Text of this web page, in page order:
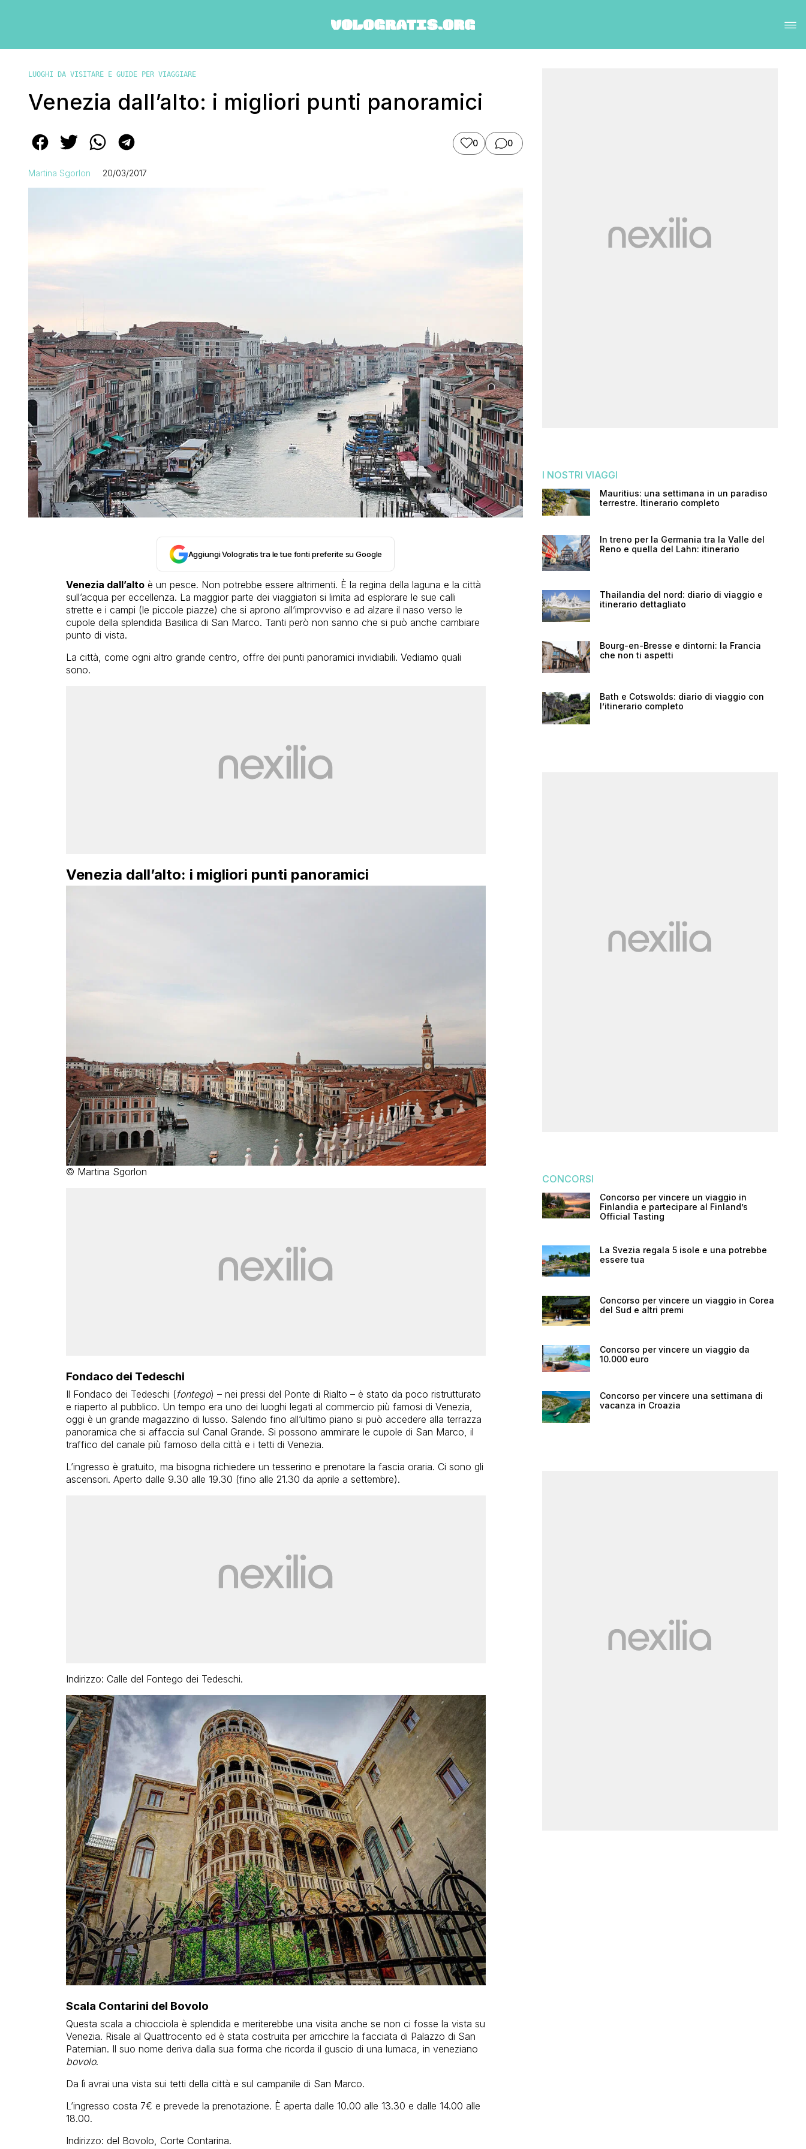
LUOGHI DA VISITARE E GUIDE PER VIAGGIARE
Venezia dall’alto: i migliori punti panoramici
0 0
Martina Sgorlon 20/03/2017
Aggiungi Vologratis tra le tue fonti preferite su Google
Venezia dall’altoè un pesce. Non potrebbe essere altrimenti. È la regina della laguna e la città
sull’acqua per eccellenza. La maggior parte dei viaggiatori si limita ad esplorare le sue calli
strette e i campi (le piccole piazze) che si aprono all’improvviso e ad alzare il naso verso le
cupole della splendida Basilica di San Marco. Tanti però non sanno che si può anche cambiare
punto di vista.
La città, come ogni altro grande centro, offre dei punti panoramici invidiabili. Vediamo quali
sono.
Venezia dall’alto: i migliori punti panoramici
© Martina Sgorlon
Fondaco dei Tedeschi
Il Fondaco dei Tedeschi (fontego) – nei pressi del Ponte di Rialto – è stato da poco ristrutturato
e riaperto al pubblico. Un tempo era uno dei luoghi legati al commercio più famosi di Venezia,
oggi è un grande magazzino di lusso. Salendo fino all’ultimo piano si può accedere alla terrazza
panoramica che si affaccia sul Canal Grande. Si possono ammirare le cupole di San Marco, il
traffico del canale più famoso della città e i tetti di Venezia.
L’ingresso è gratuito, ma bisogna richiedere un tesserino e prenotare la fascia oraria. Ci sono gli
ascensori. Aperto dalle 9.30 alle 19.30 (fino alle 21.30 da aprile a settembre).
Indirizzo: Calle del Fontego dei Tedeschi.
Scala Contarini del Bovolo
Questa scala a chiocciola è splendida e meriterebbe una visita anche se non ci fosse la vista su
Venezia. Risale al Quattrocento ed è stata costruita per arricchire la facciata di Palazzo di San
Paternian. Il suo nome deriva dalla sua forma che ricorda il guscio di una lumaca, in veneziano
bovolo.
Da lì avrai una vista sui tetti della città e sul campanile di San Marco.
L’ingresso costa 7€ e prevede la prenotazione. È aperta dalle 10.00 alle 13.30 e dalle 14.00 alle
18.00.
Indirizzo: del Bovolo, Corte Contarina.
I NOSTRI VIAGGI
Mauritius: una settimana in un paradiso
terrestre. Itinerario completo
In treno per la Germania tra la Valle del
Reno e quella del Lahn: itinerario
Thailandia del nord: diario di viaggio e
itinerario dettagliato
Bourg-en-Bresse e dintorni: la Francia
che non ti aspetti
Bath e Cotswolds: diario di viaggio con
l’itinerario completo
CONCORSI
Concorso per vincere un viaggio in
Finlandia e partecipare al Finland’s
Official Tasting
La Svezia regala 5 isole e una potrebbe
essere tua
Concorso per vincere un viaggio in Corea
del Sud e altri premi
Concorso per vincere un viaggio da
10.000 euro
Concorso per vincere una settimana di
vacanza in Croazia